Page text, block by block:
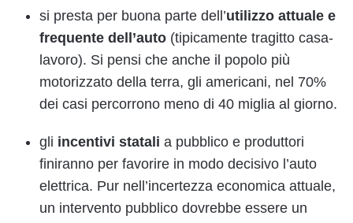
si presta per buona parte dell’utilizzo attuale e
frequente dell’auto (tipicamente tragitto casa-
lavoro). Si pensi che anche il popolo più
motorizzato della terra, gli americani, nel 70%
dei casi percorrono meno di 40 miglia al giorno.
gli incentivi statali a pubblico e produttori
finiranno per favorire in modo decisivo l’auto
elettrica. Pur nell’incertezza economica attuale,
un intervento pubblico dovrebbe essere un